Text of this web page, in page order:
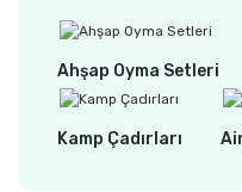
Ahşap Oyma Setleri
Kamp Çadırları